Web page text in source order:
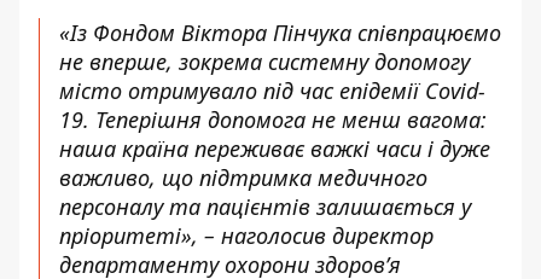
«Із Фондом Віктора Пінчука співпрацюємо
не вперше, зокрема системну допомогу
місто отримувало під час епідемії Covid-
19. Теперішня допомога не менш вагома:
наша країна переживає важкі часи і дуже
важливо, що підтримка медичного
персоналу та пацієнтів залишається у
пріоритеті», – наголосив директор
департаменту охорони здоров’я